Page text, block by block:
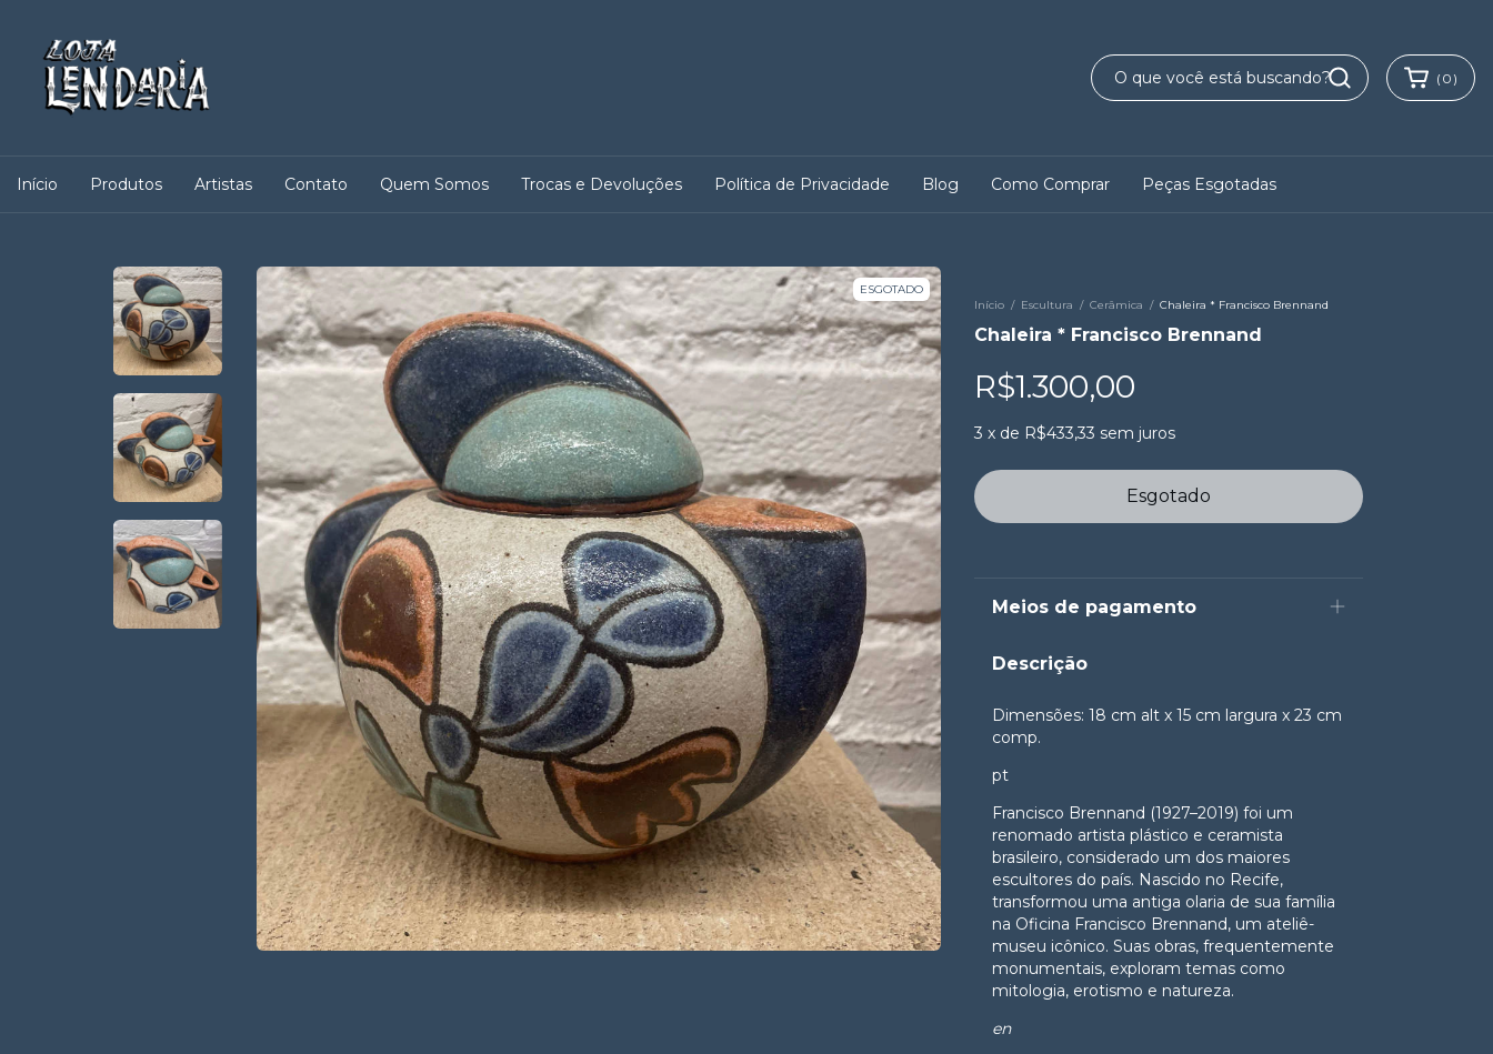
( 0 )
Início Produtos Artistas Contato Quem Somos Trocas e Devoluções Política de Privacidade Blog Como Comprar Peças Esgotadas
ESGOTADO
Início / Escultura / Cerâmica / Chaleira * Francisco Brennand
Chaleira * Francisco Brennand
R$1.300,00
3 x de R$433,33 sem juros
Meios de pagamento
Descrição
Dimensões: 18 cm alt x 15 cm largura x 23 cm
comp.
pt
Francisco Brennand (1927–2019) foi um
renomado artista plástico e ceramista
brasileiro, considerado um dos maiores
escultores do país. Nascido no Recife,
transformou uma antiga olaria de sua família
na Oficina Francisco Brennand, um ateliê-
museu icônico. Suas obras, frequentemente
monumentais, exploram temas como
mitologia, erotismo e natureza.
en